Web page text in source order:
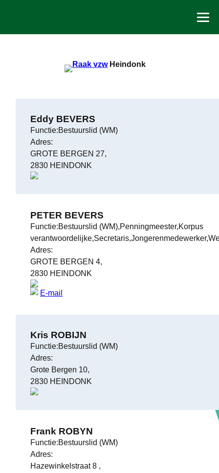
Heindonk
Eddy BEVERS
Functie:Bestuurslid (WM)
Adres:
GROTE BERGEN 27,
2830 HEINDONK
PETER BEVERS
Functie:Bestuurslid (WM),Penningmeester,Korpus
Adres:
GROTE BERGEN 4,
2830 HEINDONK
E-mail
Kris ROBIJN
Functie:Bestuurslid (WM)
Adres:
Grote Bergen 10,
2830 HEINDONK
Frank ROBYN
Functie:Bestuurslid (WM)
Adres:
Hazewinkelstraat 8 ,